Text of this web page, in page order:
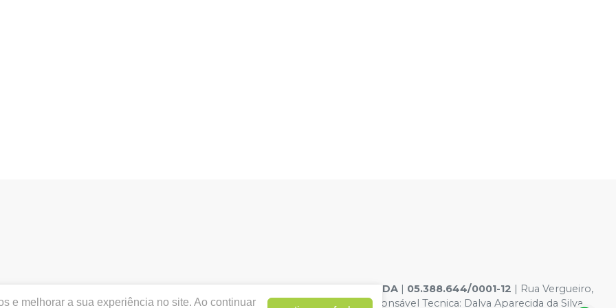
CARLOS DAVID GUILHERME GABRIELE DENTAL LTDA 05.388.644/0001-12 | Rua Vergueiro,
Autorizações de Funcionamento ANVISA - Medicamentos:1.16.510-6 - Responsável Tecnica: Dalva Aparecida da Silva
e melhorar a sua experiência no site. Ao continuar